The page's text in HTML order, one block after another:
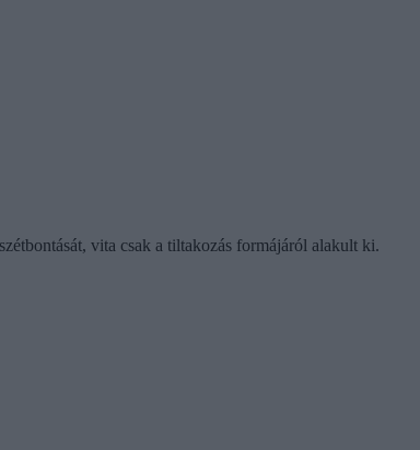
vita csak a tiltakozás formájáról alakult ki.